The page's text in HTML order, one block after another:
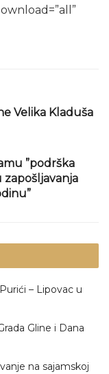
Velika Kladuša
”podrška
– Lipovac u
Gline i Dana
na sajamskoj